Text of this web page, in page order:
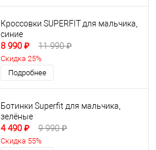
Кроссовки SUPERFIT для мальчика,
синие
8 990 ₽ 11 990 ₽
Скидка 25%
Подробнее
Ботинки Superfit для мальчика,
зелёные
4 490 ₽ 9 990 ₽
Скидка 55%